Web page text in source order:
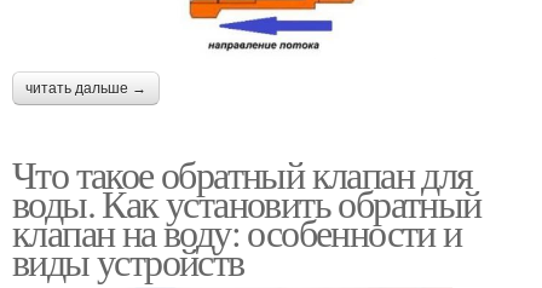
читать дальше →
Что такое обратный клапан для
воды. Как установить обратный
клапан на воду: особенности и
виды устройств